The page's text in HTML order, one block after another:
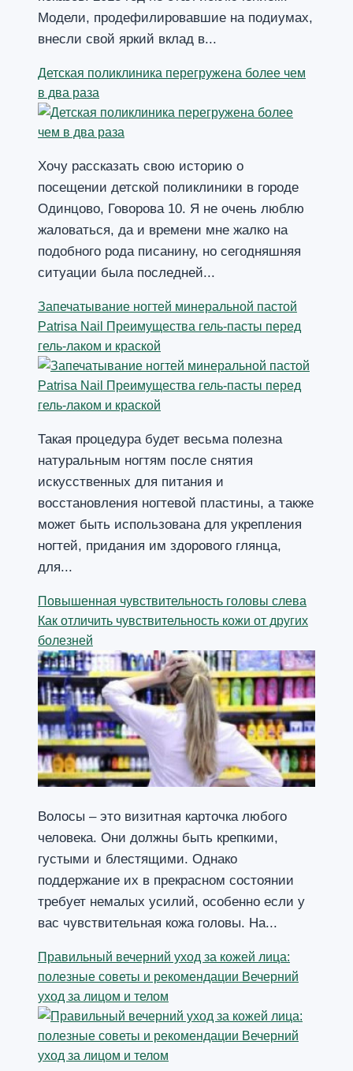
Модели, продефилировавшие на подиумах,
внесли свой яркий вклад в...
Детская поликлиника перегружена более чем
в два раза
Хочу рассказать свою историю о
посещении детской поликлиники в городе
Одинцово, Говорова 10. Я не очень люблю
жаловаться, да и времени мне жалко на
подобного рода писанину, но сегодняшняя
ситуации была последней...
Запечатывание ногтей минеральной пастой
Patrisa Nail Преимущества гель-пасты перед
гель-лаком и краской
Такая процедура будет весьма полезна
натуральным ногтям после снятия
искусственных для питания и
восстановления ногтевой пластины, а также
может быть использована для укрепления
ногтей, придания им здорового глянца,
для...
Повышенная чувствительность головы слева
Как отличить чувствительность кожи от других
болезней
Волосы – это визитная карточка любого
человека. Они должны быть крепкими,
густыми и блестящими. Однако
поддержание их в прекрасном состоянии
требует немалых усилий, особенно если у
вас чувствительная кожа головы. На...
Правильный вечерний уход за кожей лица:
полезные советы и рекомендации Вечерний
уход за лицом и телом